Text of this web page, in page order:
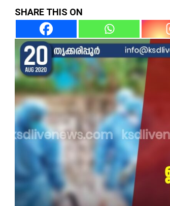
SHARE THIS ON